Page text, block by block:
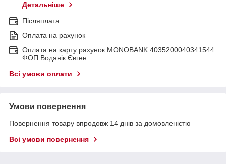
Детальніше
Післяплата
Оплата на рахунок
Оплата на карту рахунок MONOBANK 4035200040341544
ФОП Водянік Євген
Всі умови оплати
Умови повернення
Повернення товару впродовж 14 днів за домовленістю
Всі умови повернення